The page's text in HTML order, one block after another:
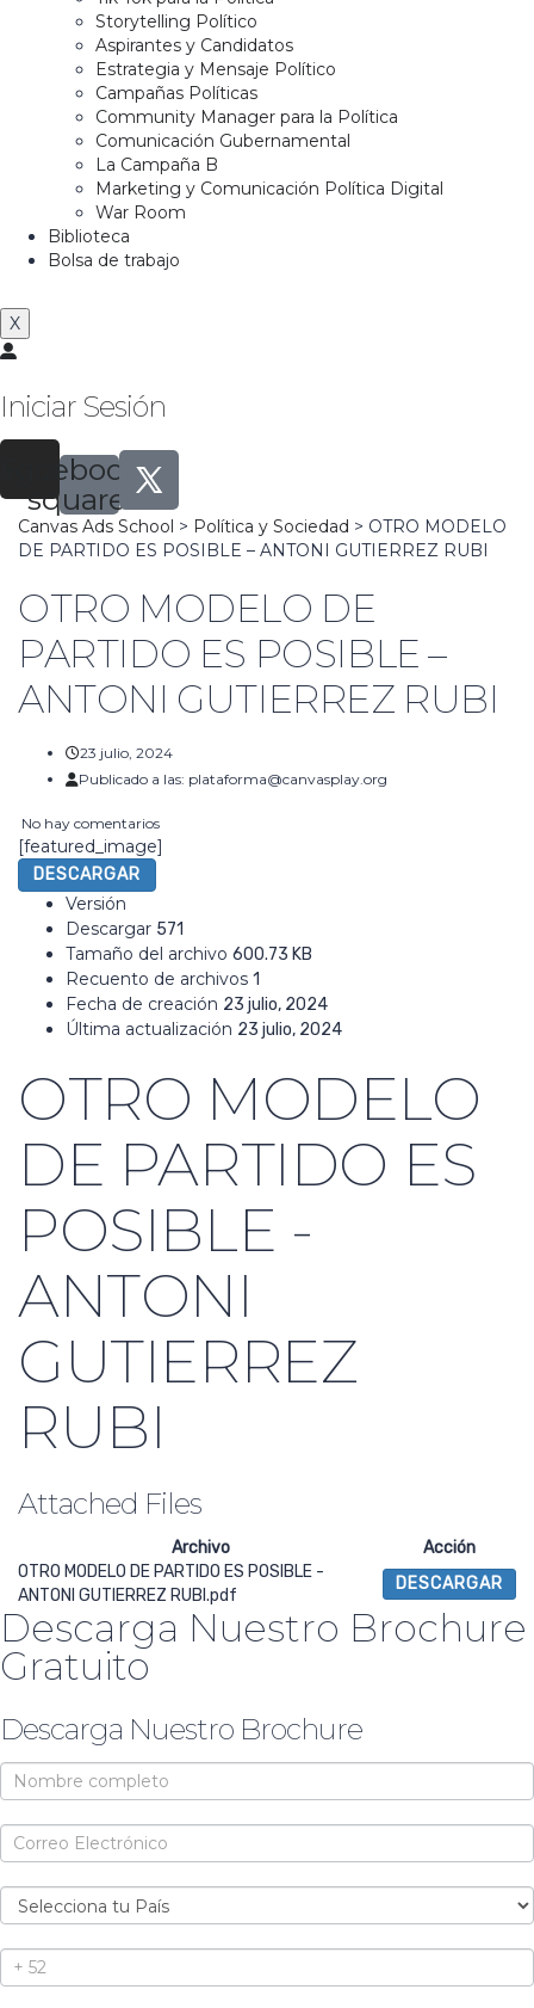
Storytelling Político
Aspirantes y Candidatos
Estrategia y Mensaje Político
Campañas Políticas
Community Manager para la Política
Comunicación Gubernamental
La Campaña B
Marketing y Comunicación Política Digital
War Room
Biblioteca
Bolsa de trabajo
X
Iniciar Sesión
Facebook-
square
Canvas Ads School > Política y Sociedad > OTRO MODELO
DE PARTIDO ES POSIBLE – ANTONI GUTIERREZ RUBI
OTRO MODELO DE
PARTIDO ES POSIBLE –
ANTONI GUTIERREZ RUBI
23 julio, 2024
Publicado a las: plataforma@canvasplay.org
No hay comentarios
[featured_image]
DESCARGAR
Versión
Descargar 571
Tamaño del archivo 600.73 KB
Recuento de archivos 1
Fecha de creación 23 julio, 2024
Última actualización 23 julio, 2024
OTRO MODELO
DE PARTIDO ES
POSIBLE -
ANTONI
GUTIERREZ
RUBI
Attached Files
Archivo
Acción
OTRO MODELO DE PARTIDO ES POSIBLE -
ANTONI GUTIERREZ RUBI.pdf
DESCARGAR
Descarga Nuestro Brochure
Gratuito
Descarga Nuestro Brochure
Brochure